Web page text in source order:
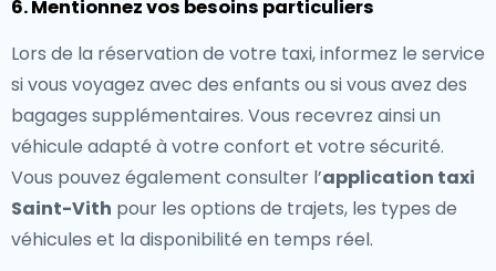
6. Mentionnez vos besoins particuliers
Lors de la réservation de votre taxi, informez le service
si vous voyagez avec des enfants ou si vous avez des
bagages supplémentaires. Vous recevrez ainsi un
véhicule adapté à votre confort et votre sécurité.
Vous pouvez également consulter l’application taxi
Saint-Vith pour les options de trajets, les types de
véhicules et la disponibilité en temps réel.